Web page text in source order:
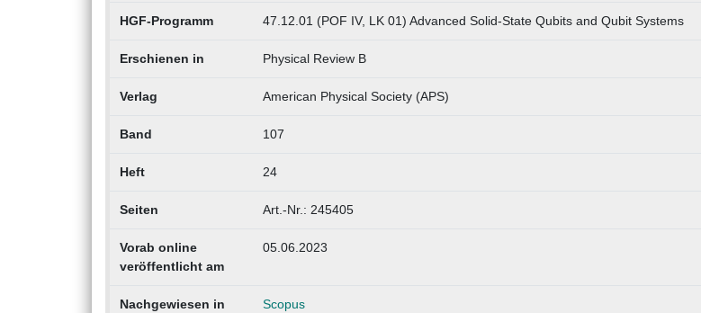
HGF-Programm 47.12.01 (POF IV, LK 01) Advanced Solid-State Qubits and Qubit Systems
Erschienen in Physical Review B
Verlag American Physical Society (APS)
Band 107
Heft 24
Seiten Art.-Nr.: 245405
Vorab online
veröffentlicht am
05.06.2023
Nachgewiesen in
Scopus